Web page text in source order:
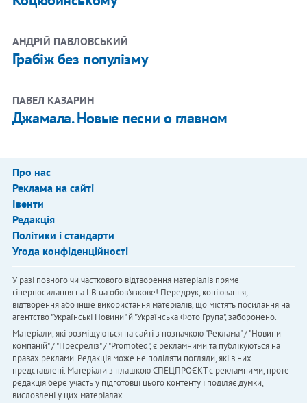
АНДРІЙ ПАВЛОВСЬКИЙ
Грабіж без популізму
ПАВЕЛ КАЗАРИН
Джамала. Новые песни о главном
Про нас
Реклама на сайті
Івенти
Редакція
Політики і стандарти
Угода конфіденційності
У разі повного чи часткового відтворення матеріалів пряме
гіперпосилання на LB.ua обов'язкове! Передрук, копіювання,
відтворення або інше використання матеріалів, що містять посилання на
агентство "Українськi Новини" й "Українська Фото Група", заборонено.
Матеріали, які розміщуються на сайті з позначкою "Реклама" / "Новини
компаній" / "Пресреліз" / "Promoted", є рекламними та публікуються на
правах реклами. Редакція може не поділяти погляди, які в них
представлені. Матеріали з плашкою СПЕЦПРОЄКТ є рекламними, проте
редакція бере участь у підготовці цього контенту і поділяє думки,
висловлені у цих матеріалах.